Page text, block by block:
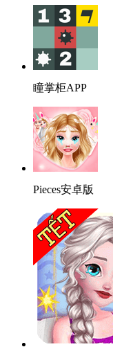
瞳掌柜APP
Pieces安卓版